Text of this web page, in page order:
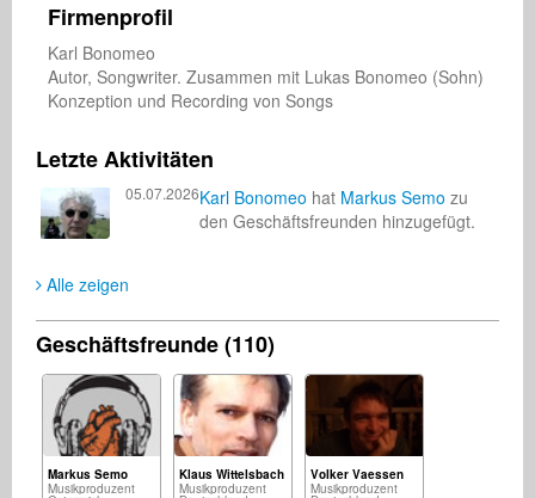
Firmenprofil
Karl Bonomeo
Autor, Songwriter. Zusammen mit Lukas Bonomeo (Sohn)
Konzeption und Recording von Songs
Letzte Aktivitäten
05.07.2026Karl Bonomeo hat Markus Semo zu
den Geschäftsfreunden hinzugefügt.
Alle zeigen
Geschäftsfreunde (110)
Markus Semo
Musikproduzent
Klaus Wittelsbach
Musikproduzent
Volker Vaessen
Musikproduzent